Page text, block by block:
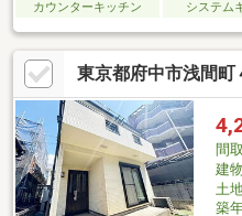
カウンターキッチン
システム
東京都府中市浅間町
間
建
土
築